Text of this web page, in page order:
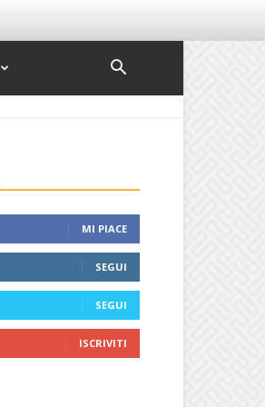
MI PIACE
SEGUI
SEGUI
ISCRIVITI